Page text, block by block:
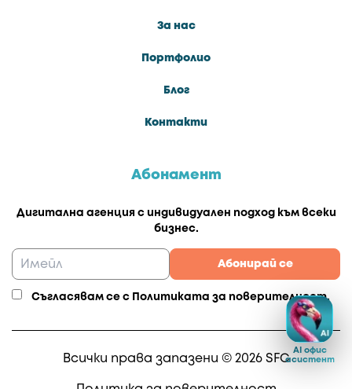
За нас
Портфолио
Блог
Контакти
Абонамент
Дигитална агенция с индивидуален подход към всеки
бизнес.
съм
Абонирай се
Съгласявам се с Политиката за поверителност.
Всички права запазени © 2026 SFC